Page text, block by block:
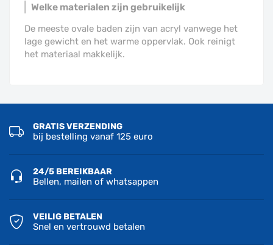
Welke materialen zijn gebruikelijk
De meeste ovale baden zijn van acryl vanwege het
lage gewicht en het warme oppervlak. Ook reinigt
het materiaal makkelijk.
GRATIS VERZENDING
bij bestelling vanaf 125 euro
24/5 BEREIKBAAR
Bellen, mailen of whatsappen
VEILIG BETALEN
Snel en vertrouwd betalen